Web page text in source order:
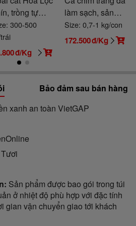
trồng tự
300-500
đ/Kg
làm sạch, sản
phẩm thiên nhiên
Size: 0,7-1 kg/con
172.500đ/Kg
Bảo đảm sau bán hàng
xanh an toàn VietGAP
Tươi
Sản phẩm được bao gói trong túi
ở nhiệt độ phù hợp với đặc tính
gian vận chuyển giao tới khách